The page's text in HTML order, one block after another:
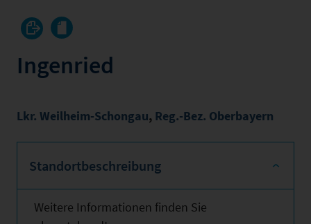
Ingenried
Lkr. Weilheim-Schongau, Reg.-Bez. Oberbayern
Standortbeschreibung
Weitere Informationen finden Sie